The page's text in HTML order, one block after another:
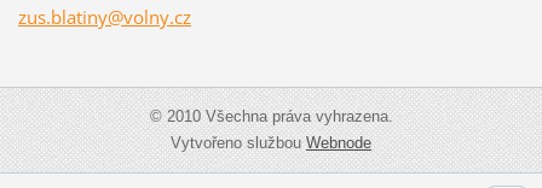
zus.blatiny@volny.cz
© 2010 Všechna práva vyhrazena.
Vytvořeno službouWebnode